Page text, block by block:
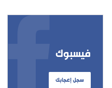
فيسبوك
سجل إعجابك